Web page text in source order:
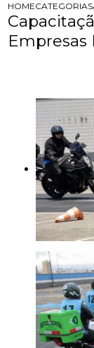
HOMECATEGORIAS
Empresas